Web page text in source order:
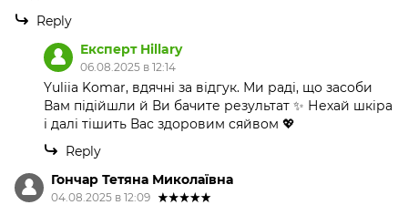
Reply
Експерт Hillary
06.08.2025 в 12:14
Yuliia Komar, вдячні за відгук. Ми раді, що засоби
Вам підійшли й Ви бачите результат ✨ Нехай шкіра
і далі тішить Вас здоровим сяйвом 💖
Reply
Гончар Тетяна Миколаївна
04.08.2025 в 12:09